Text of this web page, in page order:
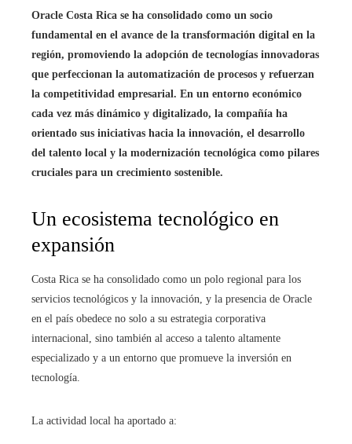
Oracle Costa Rica se ha consolidado como un socio
fundamental en el avance de la transformación digital en la
región, promoviendo la adopción de tecnologías innovadoras
que perfeccionan la automatización de procesos y refuerzan
la competitividad empresarial. En un entorno económico
cada vez más dinámico y digitalizado, la compañía ha
orientado sus iniciativas hacia la innovación, el desarrollo
del talento local y la modernización tecnológica como pilares
cruciales para un crecimiento sostenible.
Un ecosistema tecnológico en
expansión
Costa Rica se ha consolidado como un polo regional para los
servicios tecnológicos y la innovación, y la presencia de Oracle
en el país obedece no solo a su estrategia corporativa
internacional, sino también al acceso a talento altamente
especializado y a un entorno que promueve la inversión en
tecnología.
La actividad local ha aportado a: